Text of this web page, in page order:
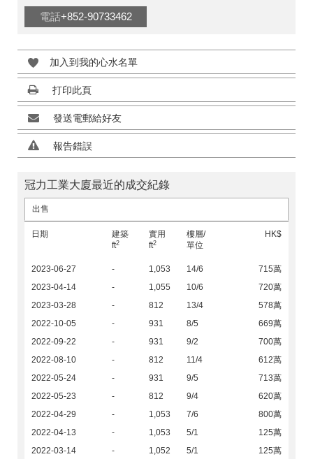
電話+852-90733462
加入到我的心水名單
打印此頁
發送電郵給好友
報告錯誤
冠力工業大廈最近的成交紀錄
出售
日期
建築
ft2
實用
ft2
樓層/
單位
HK$
2023-06-27 - 1,053 14/6
715萬
2023-04-14
- 1,055 10/6
720萬
2023-03-28
- 812 13/4
578萬
2022-10-05
- 931 8/5
669萬
2022-09-22
- 931 9/2
700萬
2022-08-10
- 812 11/4
612萬
2022-05-24
- 931 9/5
713萬
2022-05-23
- 812 9/4
620萬
2022-04-29
- 1,053 7/6
800萬
2022-04-13
- 1,053 5/1
125萬
2022-03-14
- 1,052 5/1 125萬